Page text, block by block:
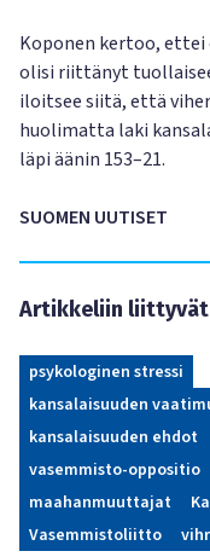
Koponen kertoo, ettei
olisi riittänyt
iloitsee siitä, että
huolimatta laki
läpi äänin 153–21.
SUOMEN UUTISET
Artikkeliin
psykologinen stressi
kansalaisuuden
kansalaisuuden ehdot
vasemmisto-oppositio
maahanmuuttajat
Vasemmistoliitto